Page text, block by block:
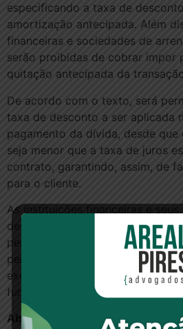
especificando a taxa de
amortização antecipada. Além
financeiras e sociedades de
serão proibidas de cobrar impor
quitação antecipada da
De acordo com o texto, será
taxa de desconto a ser aplicada
pagamento da dívida, desde que
seja menor que a taxa de juros
contrato, garantindo, assim, de
para o cliente.
As instituições financeiras e
descumprirem as medidas
penalidades previstas na Lei
penalidades vão de advertência,
exercício de cargos até
funcionamento da instituição,
Abusos